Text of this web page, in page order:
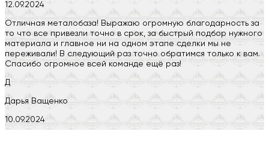
12.09.2024
Отличная металобаза! Выражаю огромную благодарность за
то что все привезли точно в срок, за быстрый подбор нужного
материала и главное ни на одном этапе сделки мы не
переживали! В следующий раз точно обратимся только к вам.
Спасибо огромное всей команде ещё раз!
Д
Дарья Ващенко
10.09.2024